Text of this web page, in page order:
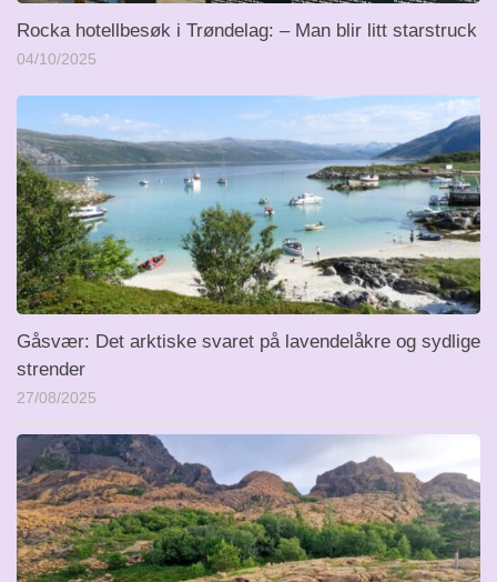
Rocka hotellbesøk i Trøndelag: – Man blir litt starstruck
04/10/2025
Gåsvær: Det arktiske svaret på lavendelåkre og sydlige
strender
27/08/2025